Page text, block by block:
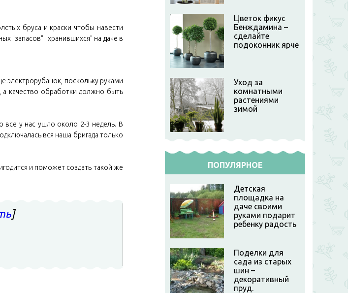
бруса и краски чтобы навести
"запасов" "хранившихся" на даче в
электрорубанок, поскольку руками
а качество обработки должно быть
все у нас ушло около 2-3 недель. В
вся наша бригада только
и поможет создать такой же
]
Цветок фикус
Бенждамина –
сделайте
подоконник ярче
Уход за
комнатными
растениями
зимой
ПОПУЛЯРНОЕ
Детская
площадка на
даче своими
руками подарит
ребенку радость
Поделки для
сада из старых
шин –
декоративный
пруд.